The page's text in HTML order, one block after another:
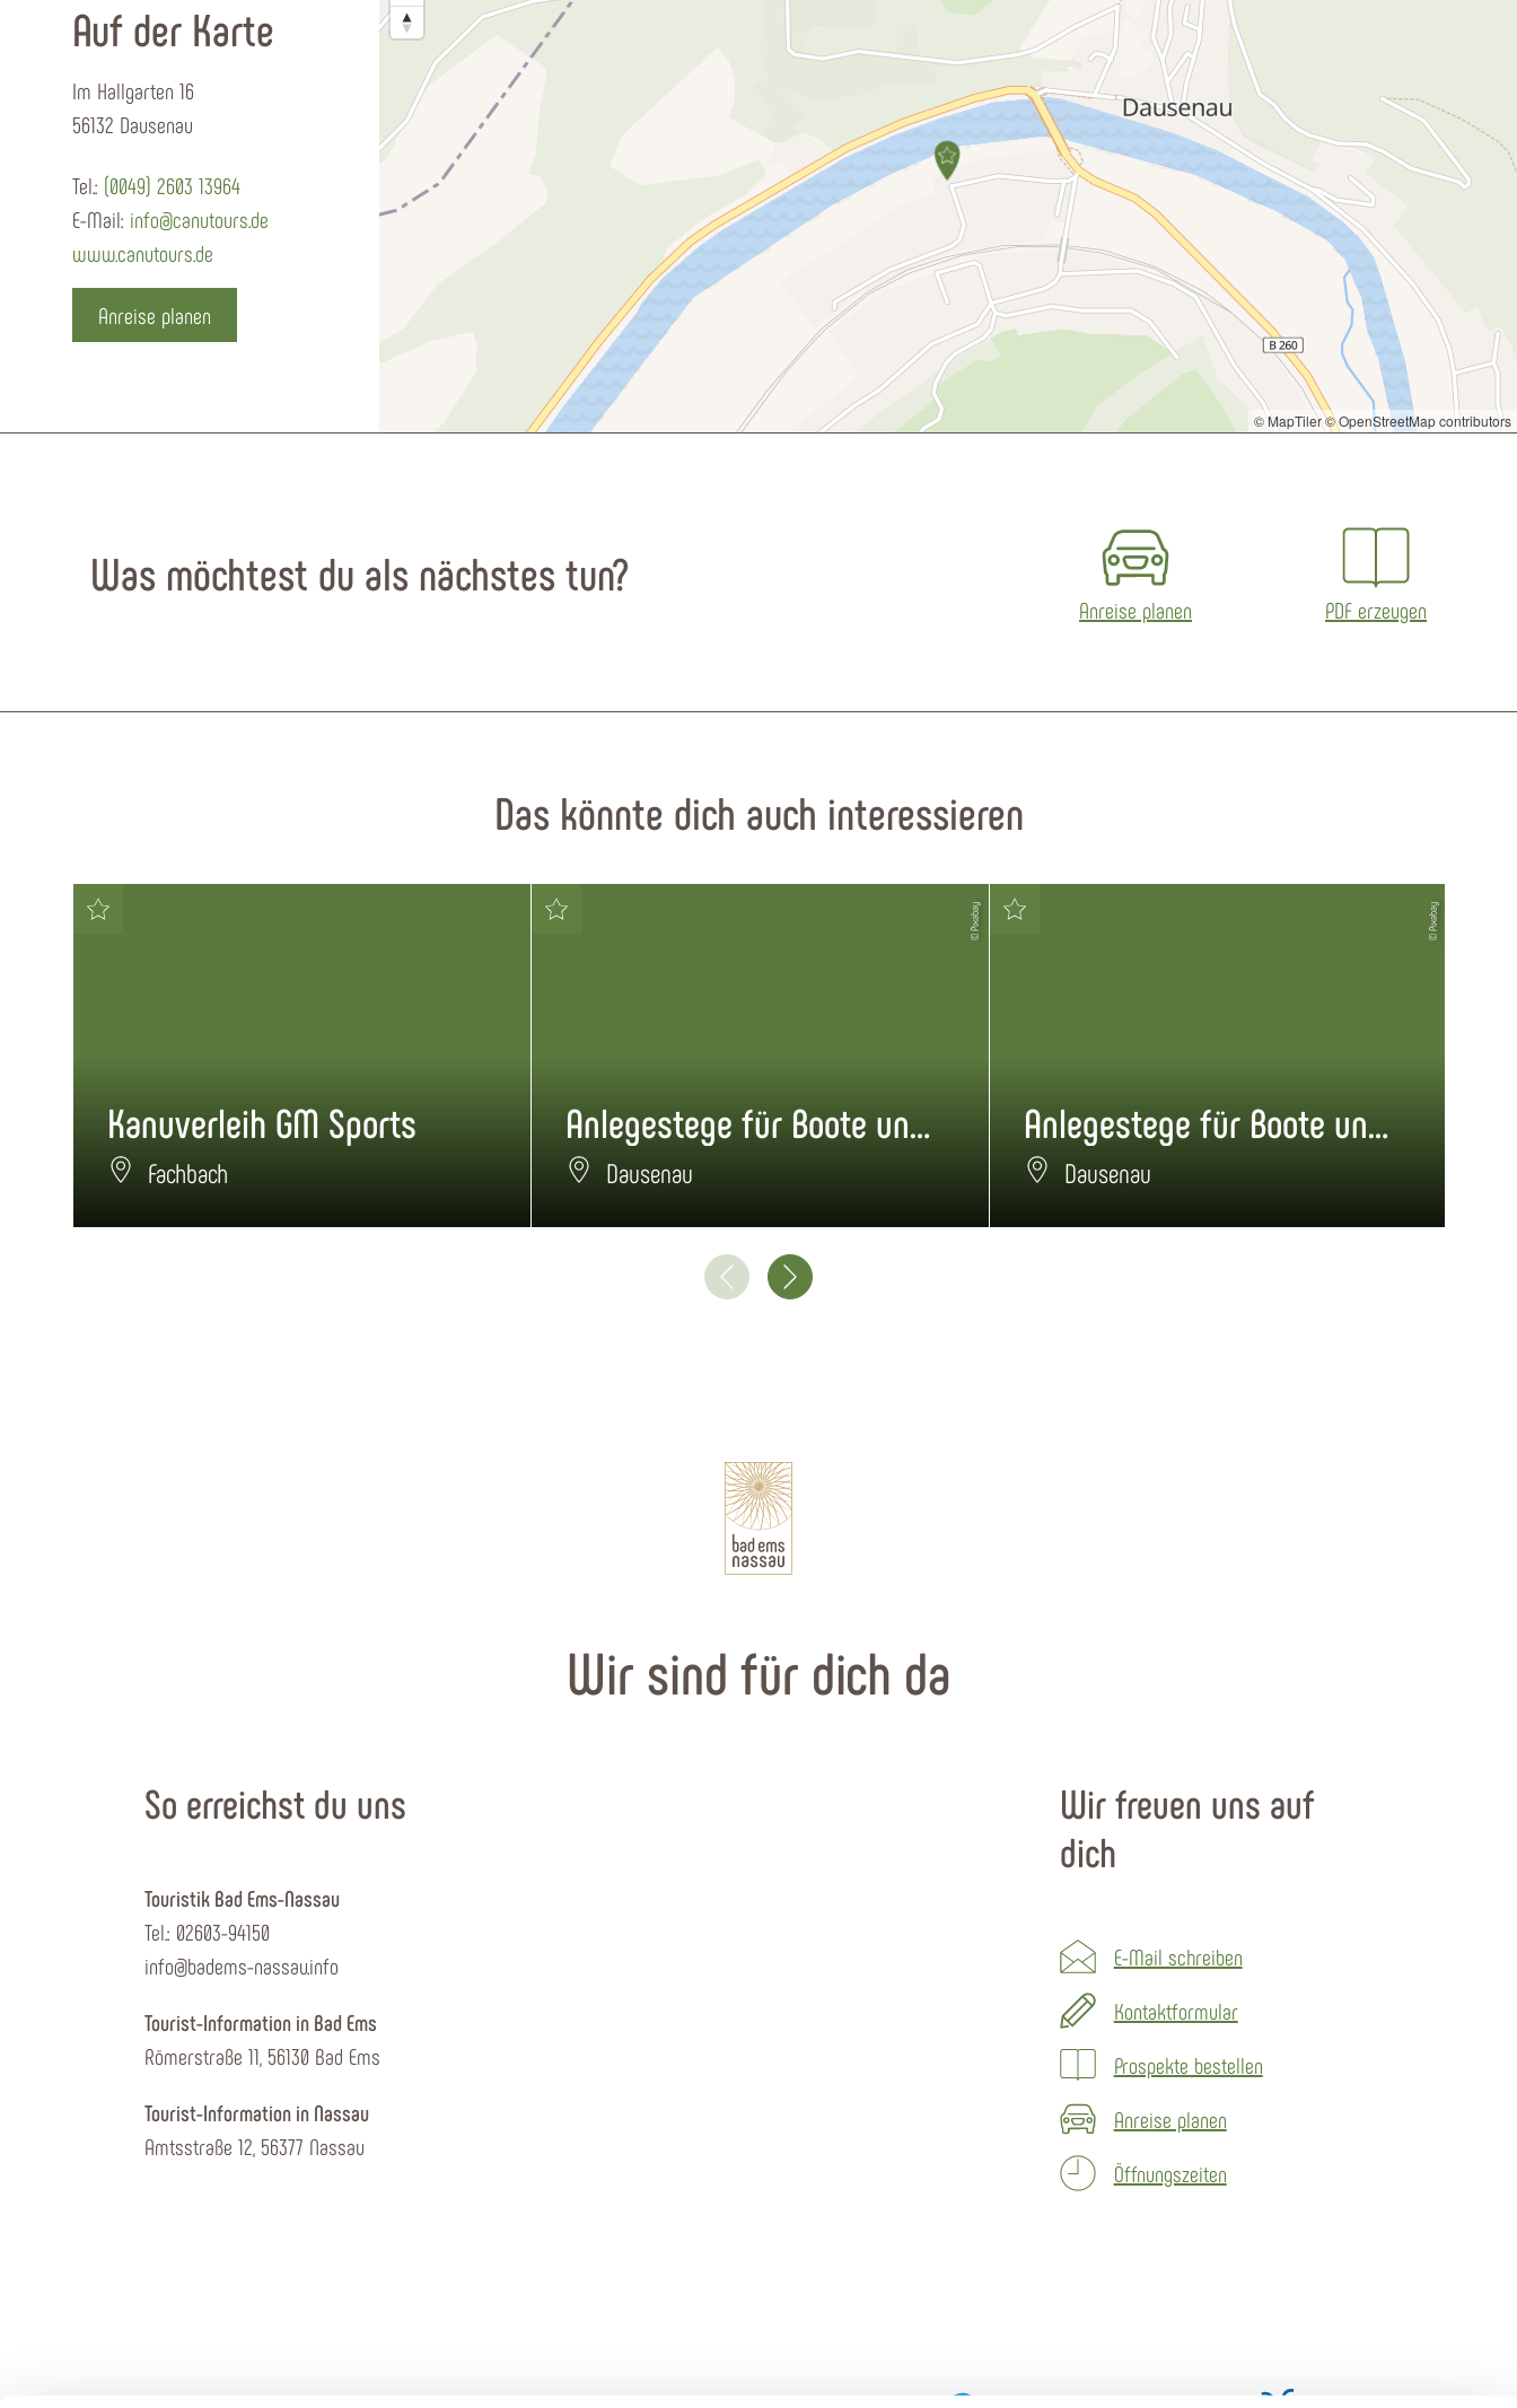
Auf der Karte
Im Hallgarten 16
56132 Dausenau
Tel.: (0049) 2603 13964
E-Mail: info@canutours.de
www.canutours.de
Anreise planen
© MapTiler© OpenStreetMap contributors
Was möchtest du als nächstes tun?
Anreise planen PDF erzeugen
Das könnte dich auch interessieren
Kanuverleih GM Sports
Fachbach
© Pixabay
Anlegestege für Boote und Schiffe Hotel Lahnhof Dausenau
Dausenau
© Pixabay
Anlegestege für Boote und Schiffe Dausenau
Dausenau
Wir sind für dich da
So erreichst du uns
Touristik Bad Ems-Nassau
Tel.: 02603-94150
info@badems-nassau.info
Tourist-Information in Bad Ems
Römerstraße 11, 56130 Bad Ems
Tourist-Information in Nassau
Amtsstraße 12, 56377 Nassau
Wir freuen uns auf
dich
E-Mail schreiben
Kontaktformular
Prospekte bestellen
Anreise planen
Öffnungszeiten